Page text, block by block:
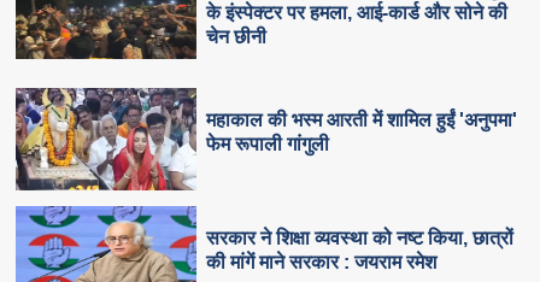
के इंस्पेक्टर पर हमला, आई-कार्ड और सोने की
चेन छीनी
महाकाल की भस्म आरती में शामिल हुईं 'अनुपमा'
फेम रूपाली गांगुली
सरकार ने शिक्षा व्यवस्था को नष्ट किया, छात्रों
की मांगें माने सरकार : जयराम रमेश